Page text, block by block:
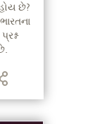
છે?